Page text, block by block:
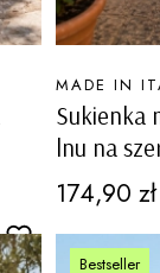
Sukienka
lnu na
skosu
MADE IN
Cena
174,90 zł
Bestseller